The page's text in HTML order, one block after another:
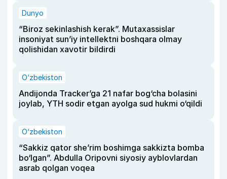
Dunyo
“Biroz sekinlashish kerak”. Mutaxassislar
insoniyat sun’iy intellektni boshqara olmay
qolishidan xavotir bildirdi
O‘zbekiston
Andijonda Tracker’ga 21 nafar bog‘cha bolasini
joylab, YTH sodir etgan ayolga sud hukmi o‘qildi
O‘zbekiston
“Sakkiz qator she’rim boshimga sakkizta bomba
bo‘lgan”. Abdulla Oripovni siyosiy ayblovlardan
asrab qolgan voqea